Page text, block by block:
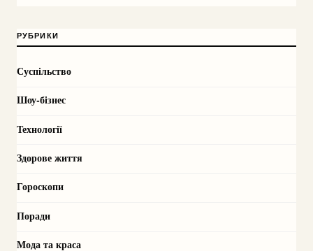
РУБРИКИ
Суспільство
Шоу-бізнес
Технології
Здорове життя
Гороскопи
Поради
Мода та краса